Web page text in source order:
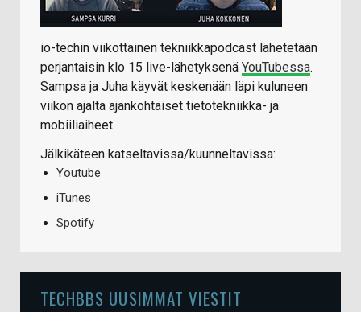
io-techin viikottainen tekniikkapodcast lähetetään
perjantaisin klo 15 live-lähetyksenä YouTubessa.
Sampsa ja Juha käyvät keskenään läpi kuluneen
viikon ajalta ajankohtaiset tietotekniikka- ja
mobiiliaiheet.
Jälkikäteen katseltavissa/kuunneltavissa:
Youtube
iTunes
Spotify
TECHBBS UUSIMMAT VIESTIT